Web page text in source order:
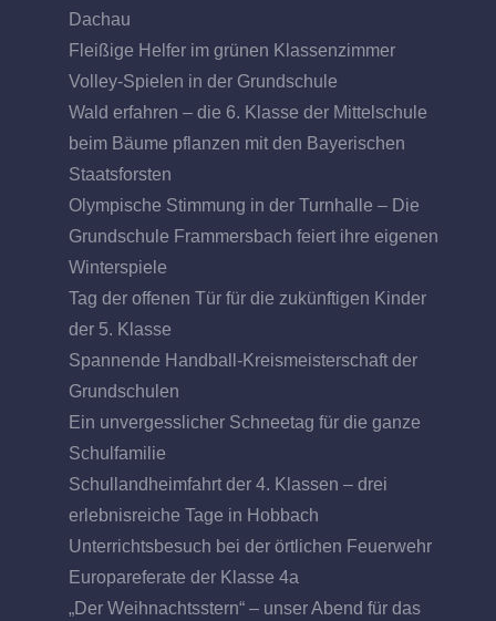
Dachau
Fleißige Helfer im grünen Klassenzimmer
Volley-Spielen in der Grundschule
Wald erfahren – die 6. Klasse der Mittelschule
beim Bäume pflanzen mit den Bayerischen
Staatsforsten
Olympische Stimmung in der Turnhalle – Die
Grundschule Frammersbach feiert ihre eigenen
Winterspiele
Tag der offenen Tür für die zukünftigen Kinder
der 5. Klasse
Spannende Handball-Kreismeisterschaft der
Grundschulen
Ein unvergesslicher Schneetag für die ganze
Schulfamilie
Schullandheimfahrt der 4. Klassen – drei
erlebnisreiche Tage in Hobbach
Unterrichtsbesuch bei der örtlichen Feuerwehr
Europareferate der Klasse 4a
„Der Weihnachtsstern“ – unser Abend für das